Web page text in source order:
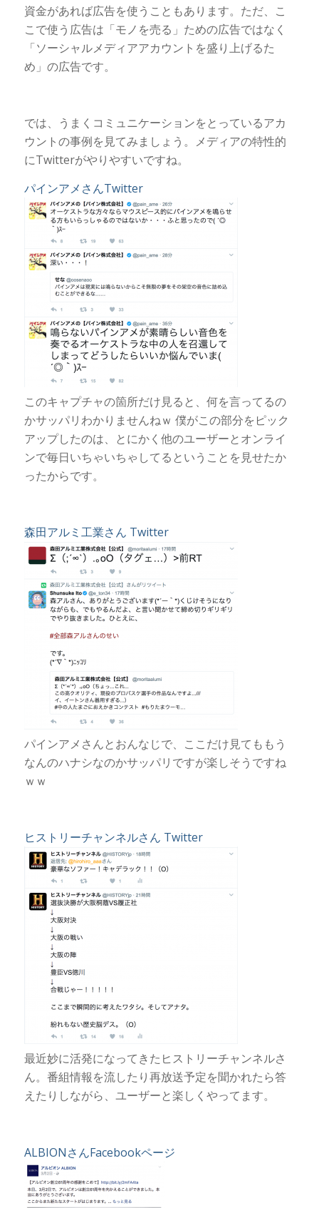
資金があれば広告を使うこともあります。ただ、こ
こで使う広告は「モノを売る」ための広告ではなく
「ソーシャルメディアアカウントを盛り上げるた
め」の広告です。
では、うまくコミュニケーションをとっているアカ
ウントの事例を見てみましょう。メディアの特性的
にTwitterがやりやすいですね。
パインアメさんTwitter
このキャプチャの箇所だけ見ると、何を言ってるの
かサッパリわかりませんねｗ 僕がこの部分をピック
アップしたのは、とにかく他のユーザーとオンライ
ンで毎日いちゃいちゃしてるということを見せたか
ったからです。
森田アルミ工業さん Twitter
パインアメさんとおんなじで、ここだけ見てももう
なんのハナシなのかサッパリですが楽しそうですね
ｗｗ
ヒストリーチャンネルさん Twitter
最近妙に活発になってきたヒストリーチャンネルさ
ん。番組情報を流したり再放送予定を聞かれたら答
えたりしながら、ユーザーと楽しくやってます。
ALBIONさんFacebookページ